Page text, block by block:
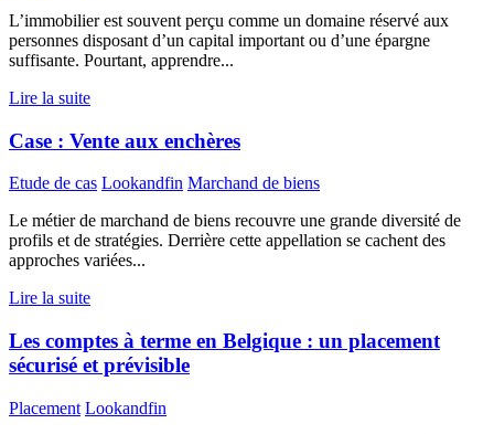
L’immobilier est souvent perçu comme un domaine réservé aux
personnes disposant d’un capital important ou d’une épargne
suffisante. Pourtant, apprendre...
Lire la suite
Case : Vente aux enchères
Etude de cas Lookandfin Marchand de biens
Le métier de marchand de biens recouvre une grande diversité de
profils et de stratégies. Derrière cette appellation se cachent des
approches variées...
Lire la suite
Les comptes à terme en Belgique : un placement
sécurisé et prévisible
Placement Lookandfin